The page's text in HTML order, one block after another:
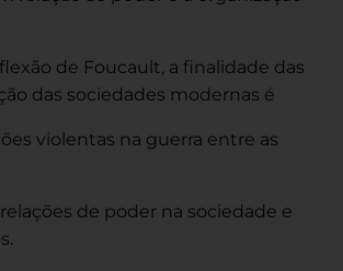
de Foucault, a finalidade das
das sociedades modernas é
violentas na guerra entre as
de poder na sociedade e